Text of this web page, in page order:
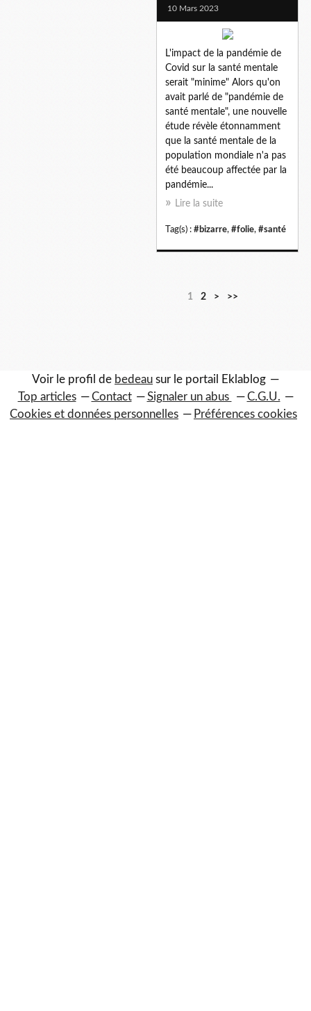
10 Mars 2023
L'impact de la pandémie de
Covid sur la santé mentale
serait "minime" Alors qu'on
avait parlé de "pandémie de
santé mentale", une nouvelle
étude révèle étonnamment
que la santé mentale de la
population mondiale n'a pas
été beaucoup affectée par la
pandémie...
Lire la suite
Tag(s) : #bizarre, #folie, #santé
1 2 > >>
Voir le profil de bedeau sur le portail Eklablog
Top articles
Contact Signaler un abus
C.G.U.
Cookies et données personnelles
Préférences cookies